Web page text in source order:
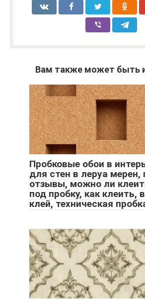
Вам также может быть
Пробковые обои в
для стен в леруа
отзывы, можно ли
под пробку, как клеить,
клей, техническая